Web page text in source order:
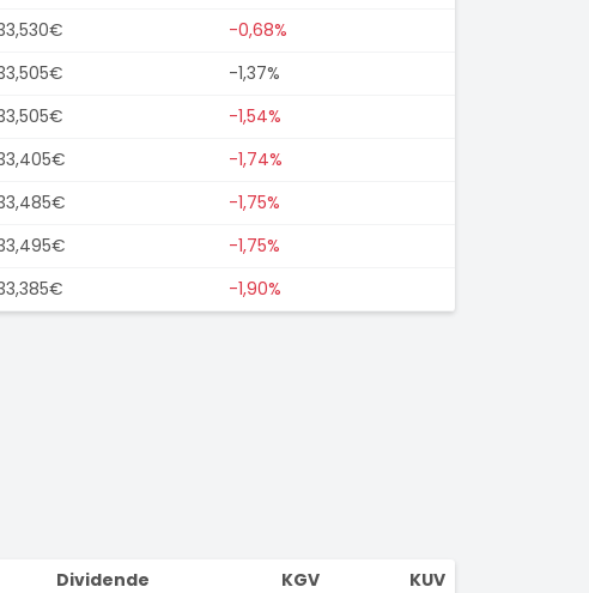
-0,68%
-1,37%
-1,54%
-1,74%
-1,75%
-1,75%
-1,90%
Dividende KGV
KUV